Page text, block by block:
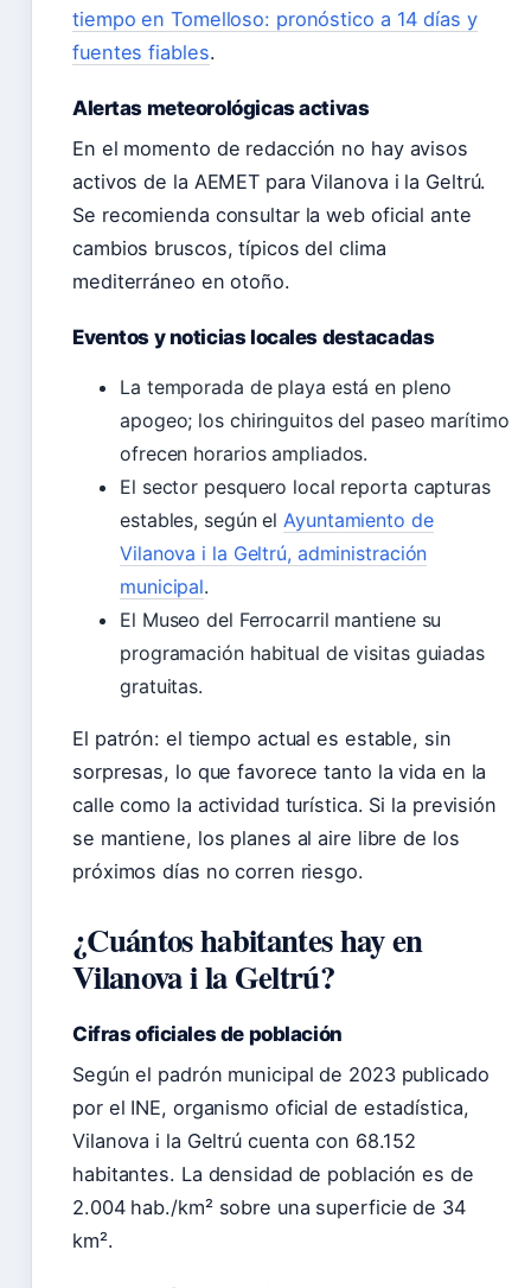
tiempo en Tomelloso: pronóstico a 14 días y
fuentes fiables.
Alertas meteorológicas activas
En el momento de redacción no hay avisos
activos de la AEMET para Vilanova i la Geltrú.
Se recomienda consultar la web oficial ante
cambios bruscos, típicos del clima
mediterráneo en otoño.
Eventos y noticias locales destacadas
La temporada de playa está en pleno
apogeo; los chiringuitos del paseo marítimo
ofrecen horarios ampliados.
El sector pesquero local reporta capturas
estables, según elAyuntamiento de
Vilanova i la Geltrú, administración
municipal.
El Museo del Ferrocarril mantiene su
programación habitual de visitas guiadas
gratuitas.
El patrón: el tiempo actual es estable, sin
sorpresas, lo que favorece tanto la vida en la
calle como la actividad turística. Si la previsión
se mantiene, los planes al aire libre de los
próximos días no corren riesgo.
¿Cuántos habitantes hay en
Vilanova i la Geltrú?
Cifras oficiales de población
Según el padrón municipal de 2023 publicado
por el INE, organismo oficial de estadística,
Vilanova i la Geltrú cuenta con 68.152
habitantes. La densidad de población es de
2.004 hab./km² sobre una superficie de 34
km².